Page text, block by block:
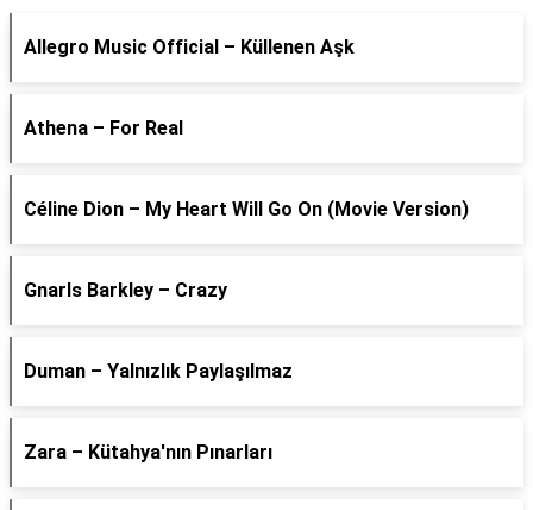
Allegro Music Official – Küllenen Aşk
Athena – For Real
Céline Dion – My Heart Will Go On (Movie Version)
Gnarls Barkley – Crazy
Duman – Yalnızlık Paylaşılmaz
Zara – Kütahya'nın Pınarları